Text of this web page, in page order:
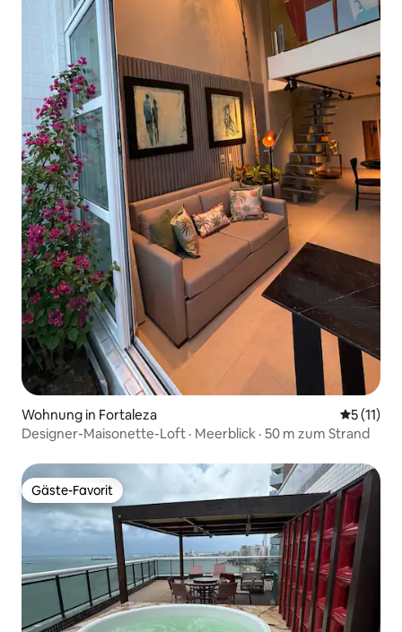
Wohnung in Fortaleza
5 (11)
Designer-Maisonette-Loft · Meerblick · 50 m zum Strand
Gäste-Favorit
Gäste-Favorit